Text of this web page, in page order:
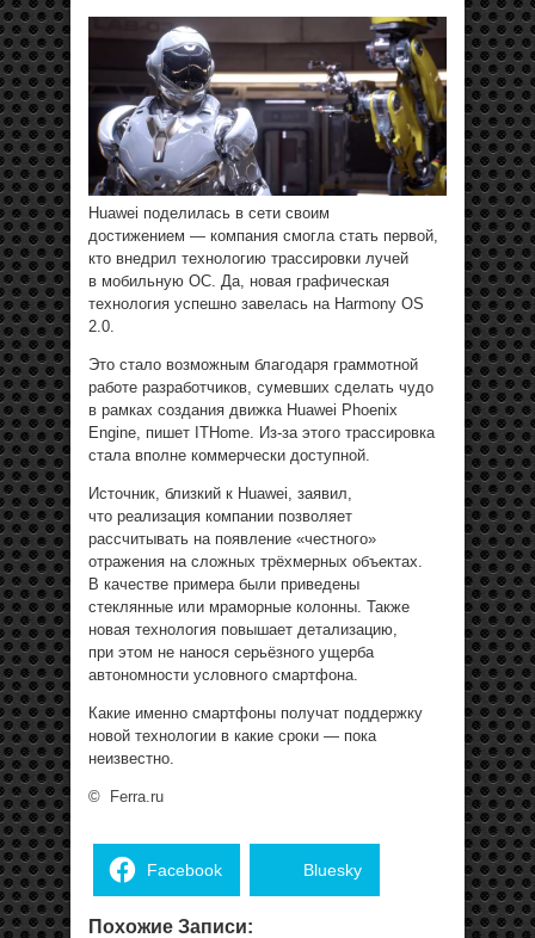
Huawei поделилась в сети своим
достижением — компания смогла стать первой,
кто внедрил технологию трассировки лучей
в мобильную ОС. Да, новая графическая
технология успешно завелась на Harmony OS
2.0.
Это стало возможным благодаря граммотной
работе разработчиков, сумевших сделать чудо
в рамках создания движка Huawei Phoenix
Engine, пишет ITHome. Из-за этого трассировка
стала вполне коммерчески доступной.
Источник, близкий к Huawei, заявил,
что реализация компании позволяет
рассчитывать на появление «честного»
отражения на сложных трёхмерных объектах.
В качестве примера были приведены
стеклянные или мраморные колонны. Также
новая технология повышает детализацию,
при этом не нанося серьёзного ущерба
автономности условного смартфона.
Какие именно смартфоны получат поддержку
новой технологии в какие сроки — пока
неизвестно.
© Ferra.ru
Facebook Bluesky
Похожие Записи: